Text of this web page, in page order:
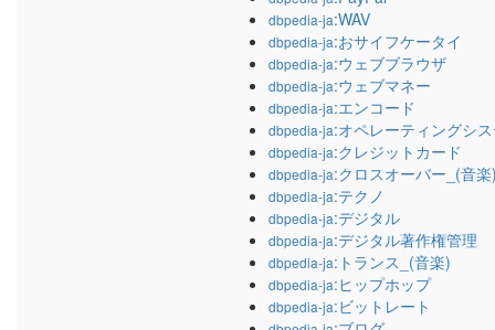
dbpedia-ja:WAV
dbpedia-ja:おサイフケータイ
dbpedia-ja:ウェブブラウザ
dbpedia-ja:ウェブマネー
dbpedia-ja:エンコード
dbpedia-ja:オペレーティングシ
dbpedia-ja:クレジットカード
dbpedia-ja:クロスオーバー_(音
dbpedia-ja:テクノ
dbpedia-ja:デジタル
dbpedia-ja:デジタル著作権管理
dbpedia-ja:トランス_(音楽)
dbpedia-ja:ヒップホップ
dbpedia-ja:ビットレート